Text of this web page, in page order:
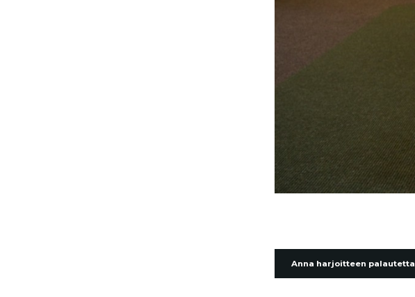
Anna harjoitteen palautetta